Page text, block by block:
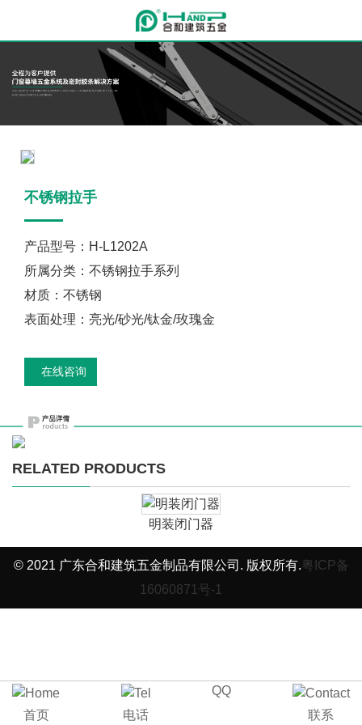
不锈钢拉手
产品型号：H-L1202A
所属分类：不锈钢拉手系列
材质：不锈钢
表面处理：亮光/砂光/钛金/玫瑰金
在线咨询
RELATED PRODUCTS
明装闭门器
© 2021 广东合和建筑五金制品有限公司. 版权所有.粤ICP备
16060871号-1
首页 电话
QQ
联系